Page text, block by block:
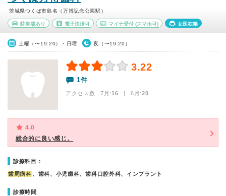
茨城県つくば市島名（万博記念公園駅）
駐車場あり 電子決済可 マイナ受付 (スマホ可) 女医在籍
土曜（〜19:20）・日曜 夜（〜19:20）
3.22
1件
アクセス数 7月:16 | 6月:20
4.0
総合的に良い感じ。
診療科目：
歯周病科 、歯科、小児歯科、歯科口腔外科、インプラント
診療時間